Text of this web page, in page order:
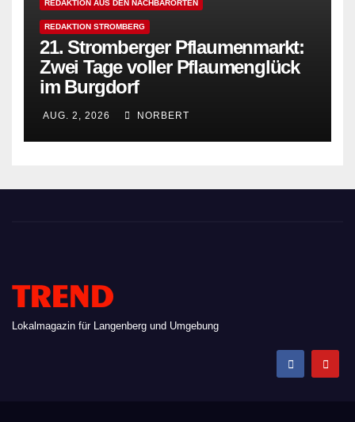
REDAKTION AUS DEN NACHBARORTEN
REDAKTION STROMBERG
21. Stromberger Pflaumenmarkt:
Zwei Tage voller Pflaumenglück
im Burgdorf
AUG. 2, 2026 NORBERT
TREND
Lokalmagazin für Langenberg und Umgebung